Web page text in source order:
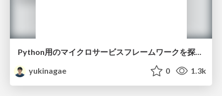
Python用のマイクロサービスフレームワークを探す旅 / A journey to find a microservices framework for Python
yukinagae
0 1.3k